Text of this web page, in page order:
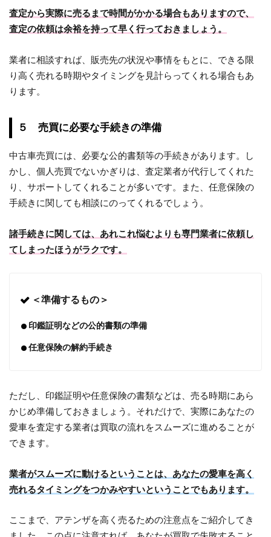
査定から実際に売るまで時間がかかる場合もありますので、
査定の依頼は余裕を持って早く行っておきましょう。
業者に相談すれば、販売先の状況や事情をもとに、できる限
り高く売れる時期やタイミングを見計らってくれる場合もあ
ります。
５ 売買に必要な手続きの準備
中古車売買には、必要な公的書類等の手続きがあります。し
かし、個人売買でないかぎりは、査定業者が代行してくれた
り、サポートしてくれることが多いです。また、任意保険の
手続きに関しても相談にのってくれるでしょう。
諸手続きに関しては、あれこれ悩むよりも専門業者に依頼し
てしまったほうがラクです。
＜準備するもの＞
印鑑証明などの公的書類の準備
任意保険の解約手続き
ただし、印鑑証明や任意保険の書類などは、売る時期にあら
かじめ準備しておきましょう。それだけで、実際にあなたの
愛車を査定する業者は買取の流れをスムーズに進めることが
できます。
業者がスムーズに動けるということは、あなたの愛車を高く
売れるタイミングをつかみやすいということでもあります。
ここまで、アテンザを高く売るための注意点をご紹介してき